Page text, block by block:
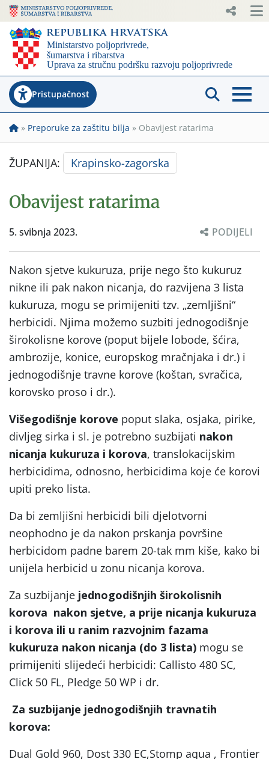
Pristupačnost
» Preporuke za zaštitu bilja » Obavijest ratarima
ŽUPANIJA: Krapinsko-zagorska
Obavijest ratarima
5. svibnja 2023. PODIJELI
Nakon sjetve kukuruza, prije nego što kukuruz
nikne ili pak nakon nicanja, do razvijena 3 lista
kukuruza, mogu se primijeniti tzv. „zemljišni“
herbicidi. Njima možemo suzbiti jednogodišnje
širokolisne korove (poput bijele lobode, šćira,
ambrozije, konice, europskog mračnjaka i dr.) i
jednogodišnje travne korove (koštan, svračica,
korovsko proso i dr.).
Višegodišnje korove poput slaka, osjaka, pirike,
divljeg sirka i sl. je potrebno suzbijati nakon
nicanja kukuruza i korova, translokacijskim
herbicidima, odnosno, herbicidima koje će korovi
upiti preko lista.
Da bi zemljišni herbicidi bili djelotvorni
neophodno je da nakon prskanja površine
herbicidom padne barem 20-tak mm kiše, kako bi
unijela herbicid u zonu nicanja korova.
Za suzbijanje jednogodišnjih širokolisnih
korova nakon sjetve, a prije nicanja kukuruza
i korova ili u ranim razvojnim fazama
kukuruza nakon nicanja (do 3 lista) mogu se
primijeniti slijedeći herbicidi: Callisto 480 SC,
Click 50 FL, Pledge 50 WP i dr.
Za suzbijanje jednogodišnjih travnatih
korova:
Dual Gold 960, Dost 330 EC,Stomp aqua , Frontier